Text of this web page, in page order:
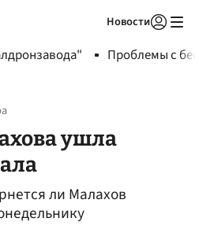
Новости
Проблемы с
ушла
ли Малахов